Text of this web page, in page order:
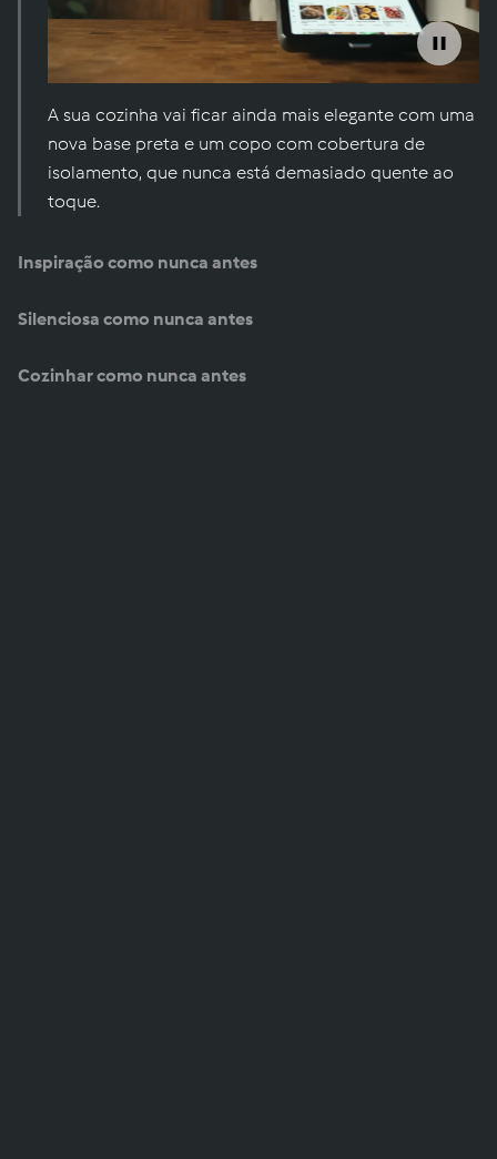
A sua cozinha vai ficar ainda mais elegante com uma
nova base preta e um copo com cobertura de
isolamento, que nunca está demasiado quente ao
toque.
Inspiração como nunca antes
Silenciosa como nunca antes
Cozinhar como nunca antes